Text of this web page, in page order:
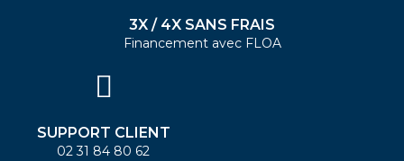
3X / 4X SANS FRAIS
Financement avec FLOA
SUPPORT CLIENT
02 31 84 80 62